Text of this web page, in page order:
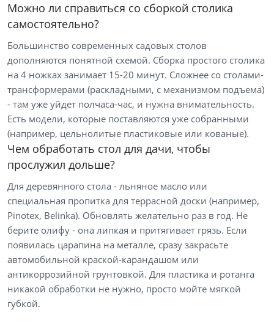
Тип товара
Журнальные столики
Столы обеденные
Мебель для дачи
Цена
Можно ли справиться со сборкой столика
самостоятельно?
Большинство современных садовых столов
дополняются понятной схемой. Сборка простого столика
на 4 ножках занимает 15-20 минут. Сложнее со столами-
трансформерами (раскладными, с механизмом подъема)
- там уже уйдет полчаса-час, и нужна внимательность.
Есть модели, которые поставляются уже собранными
(например, цельнолитые пластиковые или кованые).
Чем обработать стол для дачи, чтобы
прослужил дольше?
Для деревянного стола - льняное масло или
специальная пропитка для террасной доски (например,
Pinotex, Belinka). Обновлять желательно раз в год. Не
берите олифу - она липкая и притягивает грязь. Если
появилась царапина на металле, сразу закрасьте
автомобильной краской-карандашом или
антикоррозийной грунтовкой. Для пластика и ротанга
никакой обработки не нужно, просто мойте мягкой
губкой.